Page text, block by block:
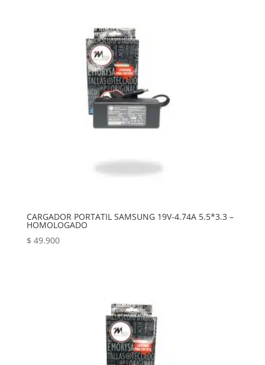
CARGADOR PORTATIL SAMSUNG 19V-4.74A 5.5*3.3 –
HOMOLOGADO
$ 49.900